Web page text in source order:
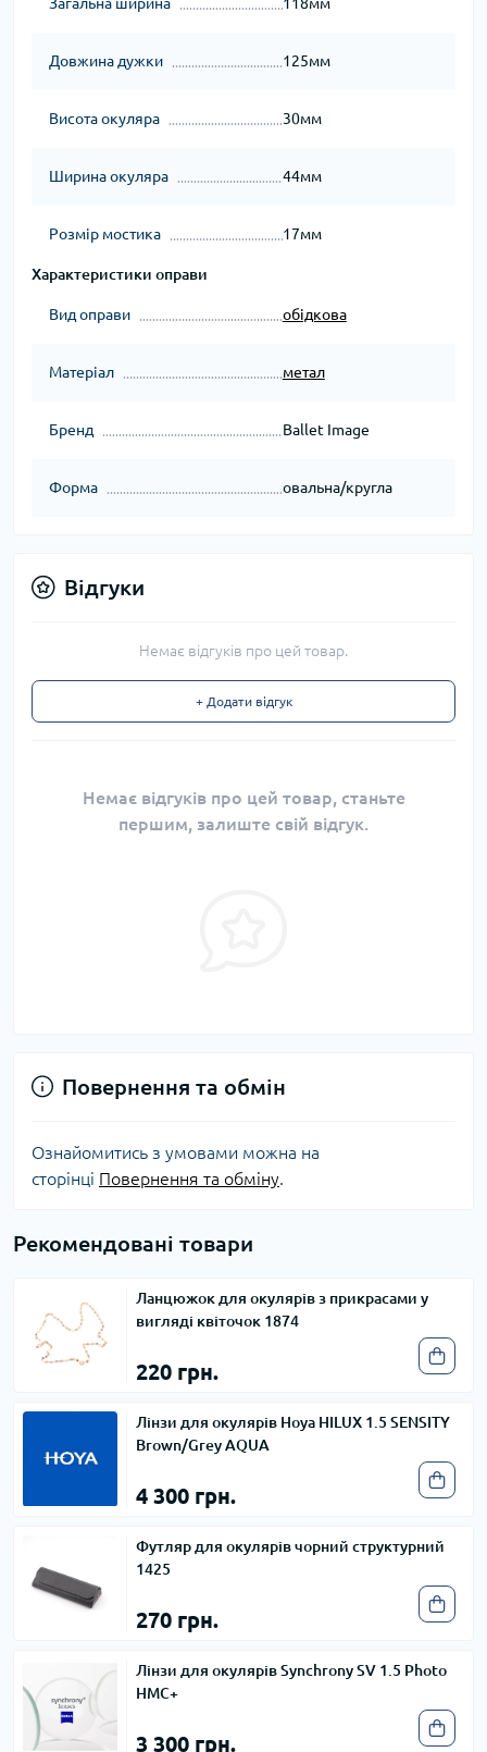
Довжина дужки 125мм
Висота окуляра 30мм
Ширина окуляра 44мм
Розмір мостика 17мм
Характеристики оправи
Вид оправи обідкова
Матеріал метал
Бренд Ballet Image
Форма овальна/кругла
Відгуки
Немає відгуків про цей товар.
+ Додати відгук
Немає відгуків про цей товар, станьте
першим, залиште свій відгук.
Повернення та обмін
Ознайомитись з умовами можна на
сторінці Повернення та обміну
Рекомендовані товари
Ланцюжок для окулярів з прикрасами у
вигляді квіточок 1874
220 грн.
Лінзи для окулярів Hoya HILUX 1.5 SENSITY
Brown/Grey AQUA
4 300 грн.
Футляр для окулярів чорний структурний
1425
270 грн.
Лінзи для окулярів Synchrony SV 1.5 Photo
HMC+
3 300 грн.